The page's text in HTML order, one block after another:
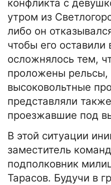
конфликта с
утром из
либо он
чтобы его
осложнялось тем,
проложены рельсы,
высоковольтные
представляли
проезжавшие под
В этой ситуации
заместитель
подполковник
Тарасов. Будучи в